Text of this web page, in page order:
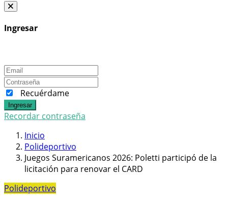
Ingresar
Recuérdame
Ingresar
Recordar contraseña
Inicio
Polideportivo
Juegos Suramericanos 2026: Poletti participó de la
licitación para renovar el CARD
Polideportivo